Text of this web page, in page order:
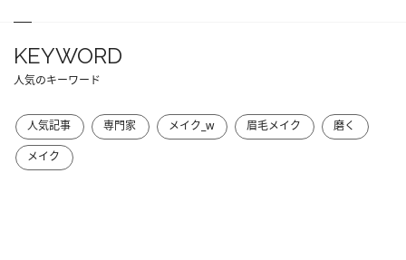
KEYWORD
人気のキーワード
人気記事 専門家 メイク_w 眉毛メイク
磨く
メイク